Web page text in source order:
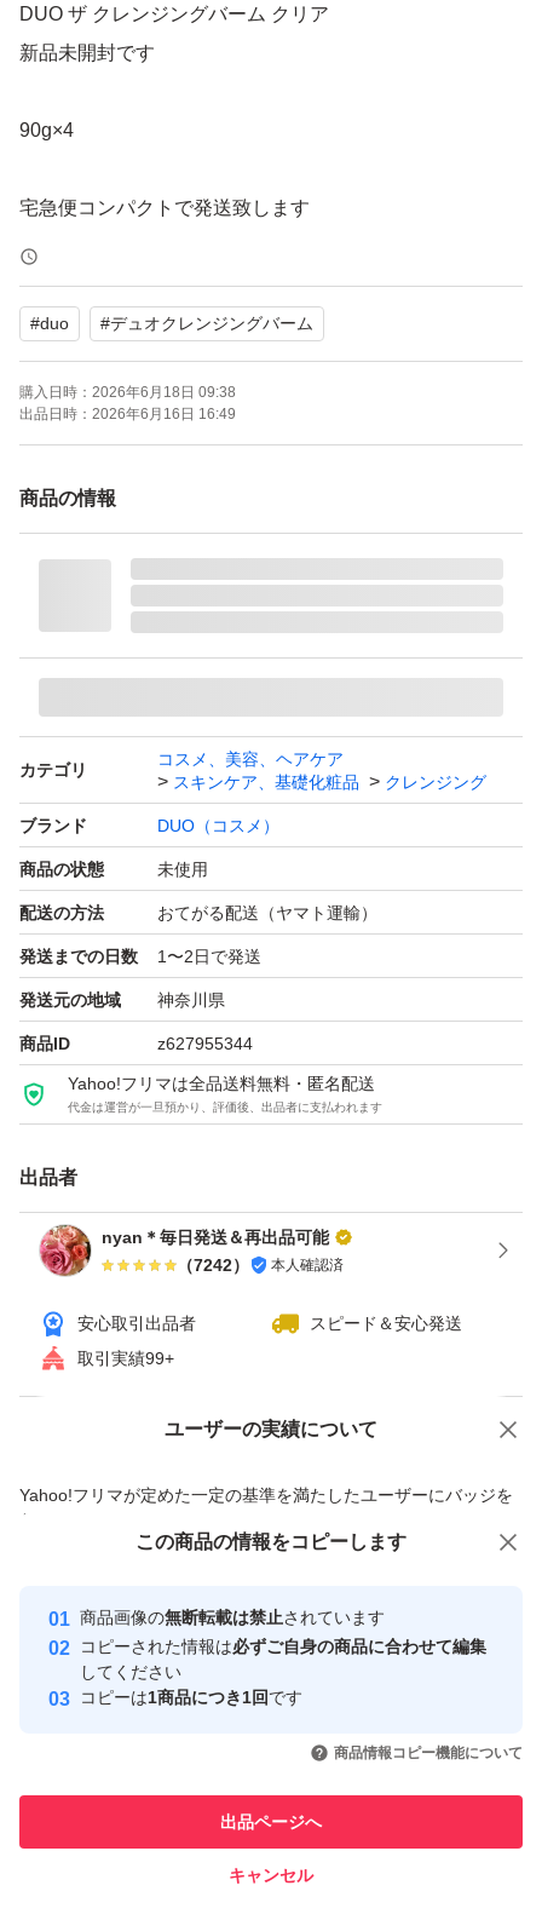
DUO ザ クレンジングバーム クリア
新品未開封です
90g×4
宅急便コンパクトで発送致します
#duo #デュオクレンジングバーム
購入日時： 2026年6月18日 09:38
出品日時： 2026年6月16日 16:49
商品の情報
カテゴリ
コスメ、美容、ヘアケア
スキンケア、基礎化粧品
クレンジング
ブランド DUO（コスメ）
商品の状態 未使用
配送の方法 おてがる配送（ヤマト運輸）
発送までの日数 1〜2日で発送
発送元の地域 神奈川県
商品ID z627955344
Yahoo!フリマは全品送料無料・匿名配送
代金は運営が一旦預かり、評価後、出品者に支払われます
出品者
nyan＊毎日発送＆再出品可能
（7242） 本人確認済
安心取引出品者
スピード＆安心発送
取引実績99+
ユーザーの実績について
Yahoo!フリマが定めた一定の基準を満たしたユーザーにバッジを
付与しています
安心取引出品者
心・安全なユーザーです
取引実績
引を完了させた実績があります
での取引実績があります
価格の相談 商品への質問
この商品の情報をコピーします
商品画像の無断転載は禁止されています
コピーされた情報は必ずご自身の商品に合わせて編集
してください
コピーは1商品につき1回です
商品情報コピー機能について
出品ページへ
キャンセル
この商品をみている人にオススメ